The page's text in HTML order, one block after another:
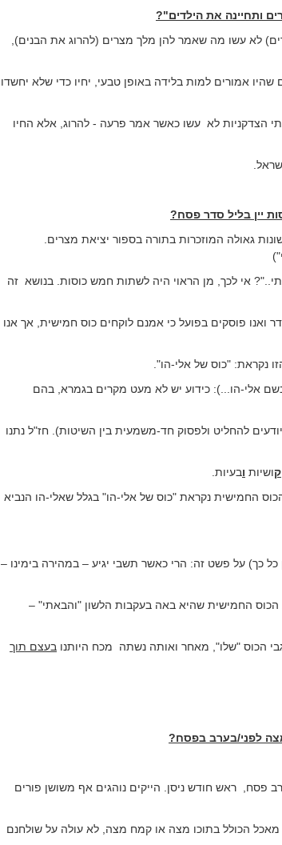
ותחיינה את הילדים"?
לא עשו מה שאמר להן מלך מצרים (להרוג את הבנים),
אמורים למות בלידה באופן טבעי, יחיו כדי שלא יחשדו
הצדקניות לא עשו כאשר אמר פרעה - להרוג, אלא החיו
גאולה המוזכרות בתורה בספור יציאת מצרים.
אי לכך, מן הראוי היה לשתות חמש כוסות. בנושא זה
פוסקים בפועל כי אמנם לוקחים כוס חמישית, אך אנו
נקראת: "כוס של אלי-הו".
אלי-הו...): כידוע יש לא מעט מקרים בגמרא, בהם
להחליט ולפסוק חד-משמעית בין השיטות). חז"ל נתנו
קושיות ובעיות.
החמישית נקראת "כוס של אלי-הו" בגלל שאלי-הו הנביא
כך) על פשט זה: הרי כאשר תשבי יגיע – במהירה בימינו –
החמישית שהיא באה בעקבות הלשון "והבאתי" –
הכוס "שלו", מאחר ואותה נשתה מכח היותנו בעצם תוך
לפני/בערב בפסח?
פסח,
ראש חודש ניסן. הייקים נוהגים אף משושן פורים
הכולל בתוכו מצה או קמח מצה, לא עולה על שולחנם